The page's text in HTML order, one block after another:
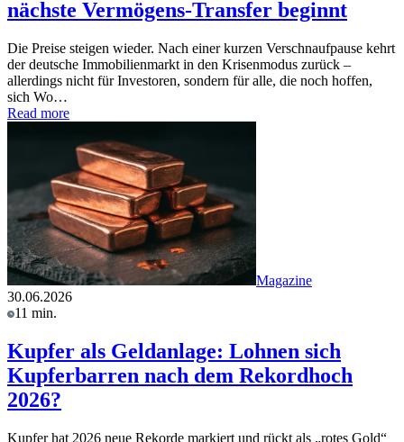
nächste Vermögens-Transfer beginnt
Die Preise steigen wieder. Nach einer kurzen Verschnaufpause kehrt
der deutsche Immobilienmarkt in den Krisenmodus zurück –
allerdings nicht für Investoren, sondern für alle, die noch hoffen,
sich Wo…
Read more
Magazine
30.06.2026
11 min.
Kupfer als Geldanlage: Lohnen sich
Kupferbarren nach dem Rekordhoch
2026?
Kupfer hat 2026 neue Rekorde markiert und rückt als „rotes Gold“